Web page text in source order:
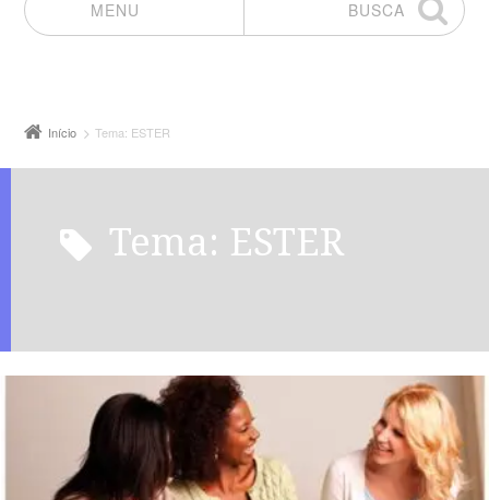
MENU
BUSCA
Início Tema: ESTER
Tema: ESTER